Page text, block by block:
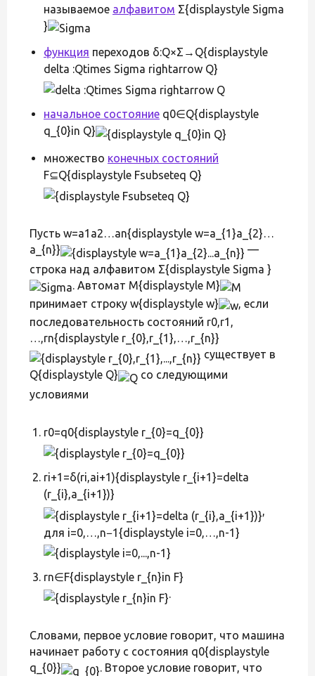
называемое алфавитом Σ{displaystyle Sigma
}
функция переходов δ:Q×Σ→Q{displaystyle
delta :Qtimes Sigma rightarrow Q}
начальное состояние q0∈Q{displaystyle
q_{0}in Q}
множество конечных состояний
F⊆Q{displaystyle Fsubseteq Q}
Пусть w=a1a2…an{displaystyle w=a_{1}a_{2}…
a_{n}}
—
строка над алфавитом Σ{displaystyle Sigma }
. Автомат M{displaystyle M}
принимает строку w{displaystyle w}
, если
последовательность состояний r0,r1,
…,rn{displaystyle r_{0},r_{1},…,r_{n}}
существует в
Q{displaystyle Q}
со следующими
условиями
r0=q0{displaystyle r_{0}=q_{0}}
ri+1=δ(ri,ai+1){displaystyle r_{i+1}=delta
(r_{i},a_{i+1})}
,
для i=0,…,n−1{displaystyle i=0,…,n-1}
rn∈F{displaystyle r_{n}in F}
.
Словами, первое условие говорит, что машина
начинает работу с состояния q0{displaystyle
q_{0}}
. Второе условие говорит, что